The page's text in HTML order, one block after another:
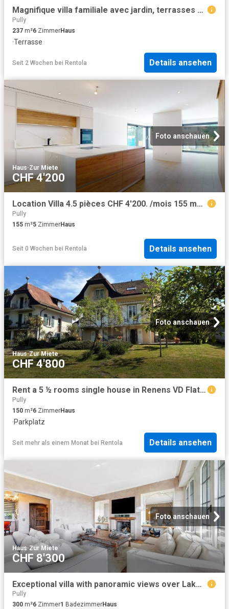
Magnifique villa familiale avec jardin, terrasses et.
Pully
237 m²6 ZimmerHaus
·Terrasse
Seit 2 Wochen bei Rentola Details ansehen
Foto anschauen
Haus·Zur Miete
CHF 4'200
Location Villa 4.5 pièces CHF 4'200. /mois 155 m2 | immobilier.ch
Pully
155 m²5 ZimmerHaus
Seit 0 Wochen bei Rentola Details ansehen
Foto anschauen
Haus·Zur Miete
CHF 4'800
Rent a 5 ½ rooms single house in Renens VD Flatfox
Pully
150 m²6 ZimmerHaus
·Parkplatz
Seit mehr als einem Monat bei Rentola Details ansehen
Foto anschauen
Haus·Zur Miete
CHF 8'300
Exceptional villa with panoramic views over Lake Geneva and the Alps in Vevey
Pully
300 m²6 Zimmer1 BadezimmerHaus